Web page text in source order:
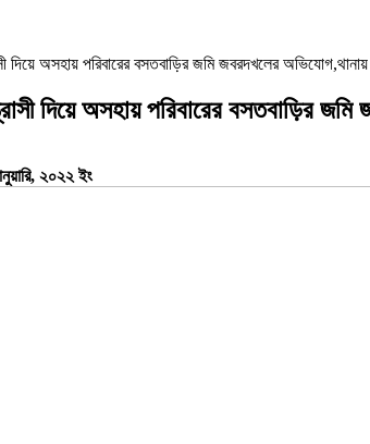
দিয়ে অসহায় পরিবারের বসতবাড়ির জমি জবরদখলের অভিযোগ,থানায়
দিয়ে অসহায় পরিবারের বসতবাড়ির জমি
২০২২ ইং